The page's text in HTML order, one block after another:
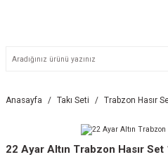
Anasayfa Takı Seti Trabzon Hasır
22 Ayar Altın Trabzon Hasır Set